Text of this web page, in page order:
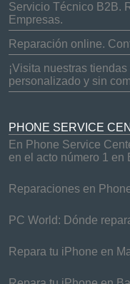
Servicio Técnico B2B.
Empresas.
Reparación online.
¡Visita nuestras
personalizado y sin
PHONE SERVICE
En Phone Service
en el acto número 1 en
Reparaciones en
PC World: Dónde
Repara tu iPhone en